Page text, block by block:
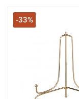
-33%